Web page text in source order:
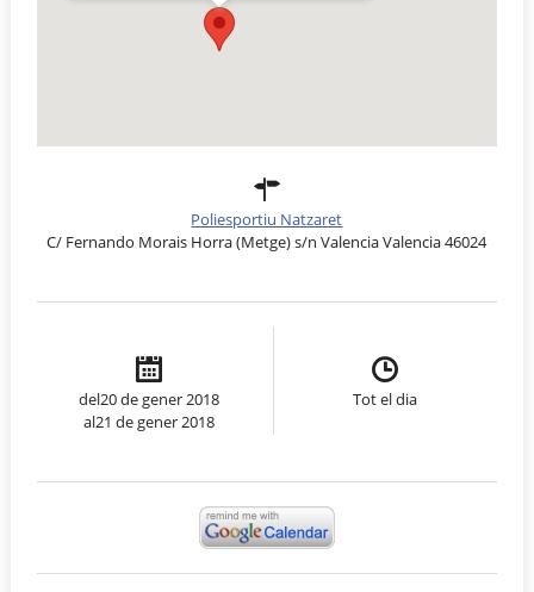
Poliesportiu Natzaret
C/ Fernando Morais Horra (Metge) s/n Valencia Valencia 46024
del20 de gener 2018
al21 de gener 2018
Tot el dia